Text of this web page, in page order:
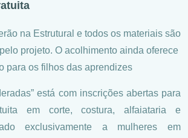
na Estrutural e todos os materiais são
projeto. O acolhimento ainda oferece
para os filhos das aprendizes
está com inscrições abertas para
em corte, costura, alfaiataria e
exclusivamente a mulheres em